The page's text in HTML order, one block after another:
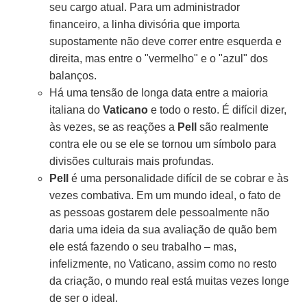
seu cargo atual. Para um administrador
financeiro, a linha divisória que importa
supostamente não deve correr entre esquerda e
direita, mas entre o "vermelho" e o "azul" dos
balanços.
Há uma tensão de longa data entre a maioria
italiana doVaticano e todo o resto. É difícil dizer,
às vezes, se as reações a Pell
são realmente
contra ele ou se ele se tornou um símbolo para
divisões culturais mais profundas.
Pell
é uma personalidade difícil de se cobrar e às
vezes combativa. Em um mundo ideal, o fato de
as pessoas gostarem dele pessoalmente não
daria uma ideia da sua avaliação de quão bem
ele está fazendo o seu trabalho – mas,
infelizmente, no Vaticano, assim como no resto
da criação, o mundo real está muitas vezes longe
de ser o ideal.